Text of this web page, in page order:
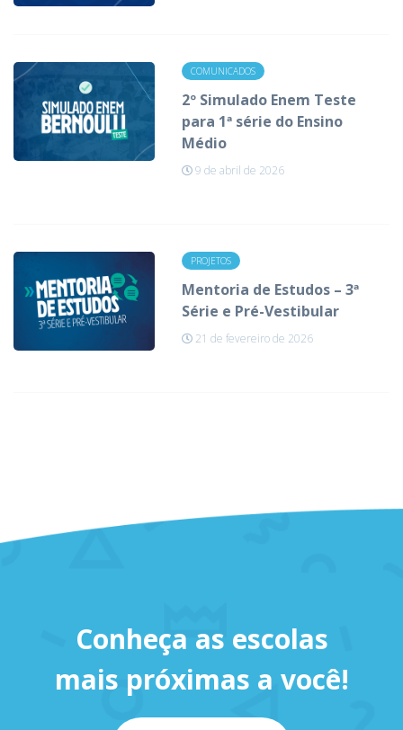
COMUNICADOS
2º Simulado Enem Teste
para 1ª série do Ensino
Médio
9 de abril de 2026
PROJETOS
Mentoria de Estudos – 3ª
Série e Pré-Vestibular
21 de fevereiro de 2026
Conheça as escolas
mais próximas a você!